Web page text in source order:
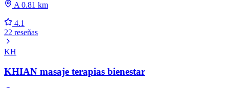
A 0.81 km
4.1
22 reseñas
KH
KHIAN masaje terapias bienestar